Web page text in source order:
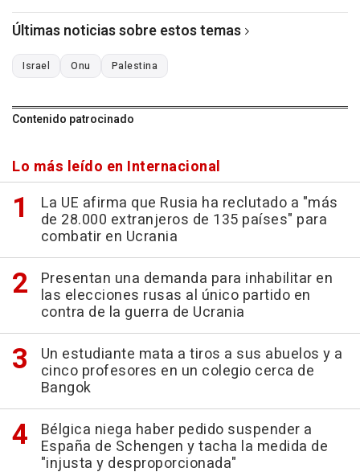
Últimas noticias sobre estos temas
Israel Onu Palestina
Contenido patrocinado
Lo más leído en Internacional
La UE afirma que Rusia ha reclutado a "más
de 28.000 extranjeros de 135 países" para
combatir en Ucrania
Presentan una demanda para inhabilitar en
las elecciones rusas al único partido en
contra de la guerra de Ucrania
Un estudiante mata a tiros a sus abuelos y a
cinco profesores en un colegio cerca de
Bangok
Bélgica niega haber pedido suspender a
España de Schengen y tacha la medida de
"injusta y desproporcionada"